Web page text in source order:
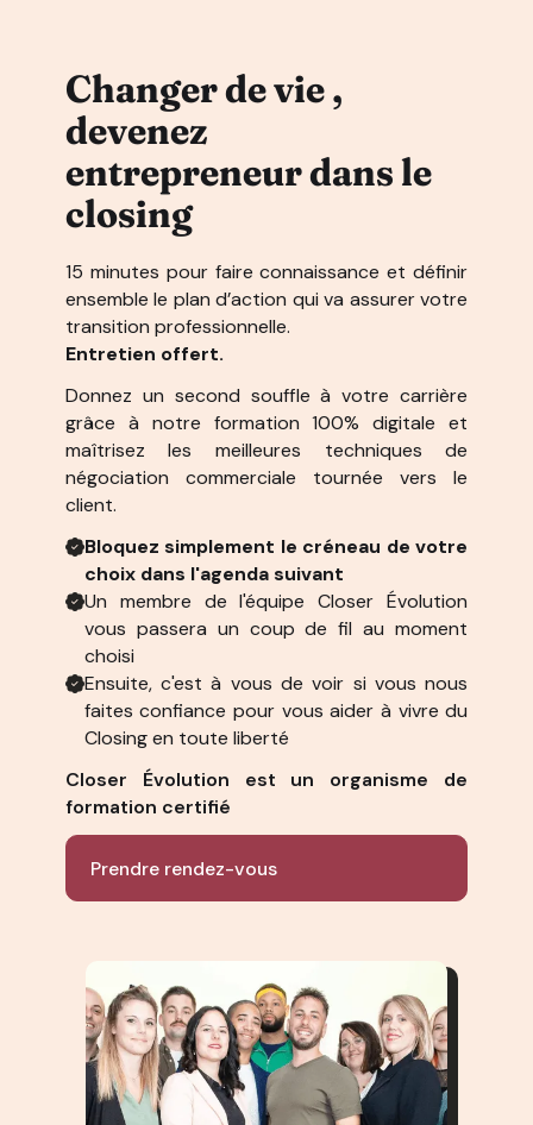
Changer de vie ,
devenez
entrepreneur dans le
closing
15 minutes pour faire connaissance et définir
ensemble le plan d’action qui va assurer votre
transition professionnelle.
Entretien offert.
Donnez un second souffle à votre carrière
grâce à notre formation 100% digitale et
maîtrisez les meilleures techniques de
négociation commerciale tournée vers le
client.
Bloquez simplement le créneau de votre
choix dans l'agenda suivant
Un membre de l'équipe Closer Évolution
vous passera un coup de fil au moment
choisi
Ensuite, c'est à vous de voir si vous nous
faites confiance pour vous aider à vivre du
Closing en toute liberté
Closer Évolution est un organisme de
formation certifié
Prendre rendez-vous